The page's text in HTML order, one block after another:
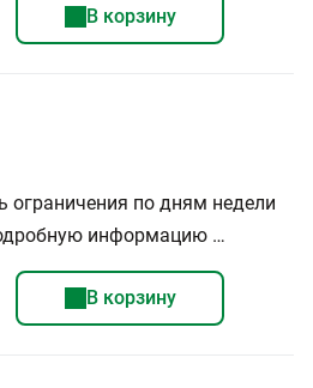
В корзину
ограничения по дням недели
информацию …
В корзину